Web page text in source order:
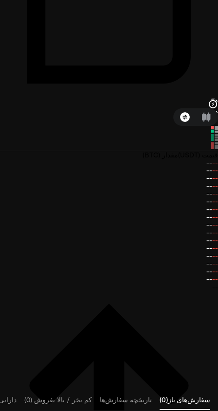
--
--
--
--
--
--
--
--
--
--
--
--
--
--
--
--
--
--
--
--
--
--
--
--
--
--
--
--
--
--
--
--
سفارش‌های باز(0) تاریخچه سفارش‌ها کم بخر / بالا بفروش (0)